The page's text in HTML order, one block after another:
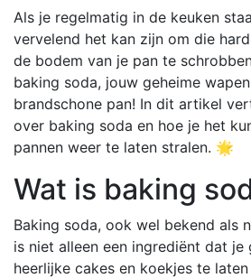
Als je regelmatig in de keuken
vervelend het kan zijn om die
de bodem van je pan te
baking soda, jouw geheime
brandschone pan! In dit artikel
over baking soda en hoe je het
pannen weer te laten stralen. 🌟
Wat is baking
Baking soda, ook wel bekend als
is niet alleen een ingrediënt dat
heerlijke cakes en koekjes te